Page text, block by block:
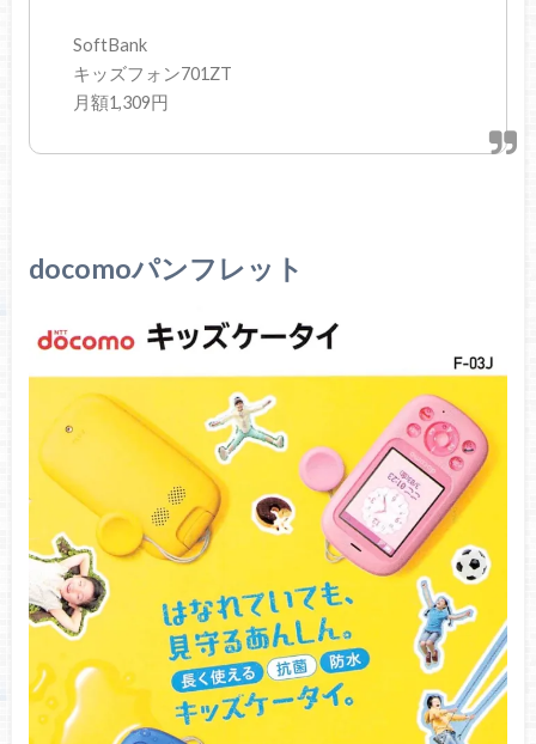
SoftBank
キッズフォン701ZT
月額1,309円
docomoパンフレット